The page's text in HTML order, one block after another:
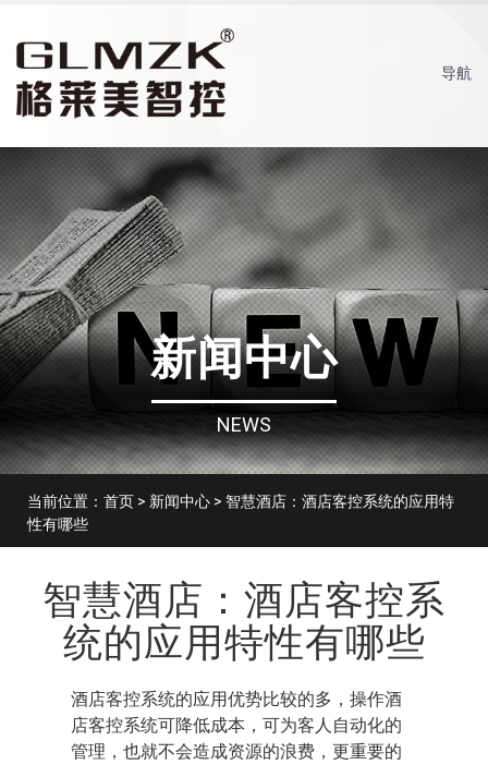
导航
新闻中心
NEWS
当前位置： 首页 > 新闻中心 > 智慧酒店：酒店客控系统的应用特
性有哪些
智慧酒店：酒店客控系
统的应用特性有哪些
酒店客控系统的应用优势比较的多，操作酒
店客控系统可降低成本，可为客人自动化的
管理，也就不会造成资源的浪费，更重要的